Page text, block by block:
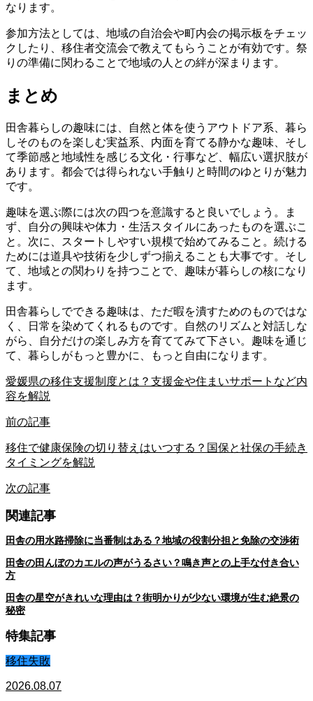
なります。
参加方法としては、地域の自治会や町内会の掲示板をチェッ
クしたり、移住者交流会で教えてもらうことが有効です。祭
りの準備に関わることで地域の人との絆が深まります。
まとめ
田舎暮らしの趣味には、自然と体を使うアウトドア系、暮ら
しそのものを楽しむ実益系、内面を育てる静かな趣味、そし
て季節感と地域性を感じる文化・行事など、幅広い選択肢が
あります。都会では得られない手触りと時間のゆとりが魅力
です。
趣味を選ぶ際には次の四つを意識すると良いでしょう。ま
ず、自分の興味や体力・生活スタイルにあったものを選ぶこ
と。次に、スタートしやすい規模で始めてみること。続ける
ためには道具や技術を少しずつ揃えることも大事です。そし
て、地域との関わりを持つことで、趣味が暮らしの核になり
ます。
田舎暮らしでできる趣味は、ただ暇を潰すためのものではな
く、日常を染めてくれるものです。自然のリズムと対話しな
がら、自分だけの楽しみ方を育ててみて下さい。趣味を通じ
て、暮らしがもっと豊かに、もっと自由になります。
愛媛県の移住支援制度とは？支援金や住まいサポートなど内
容を解説
前の記事
移住で健康保険の切り替えはいつする？国保と社保の手続き
タイミングを解説
次の記事
関連記事
田舎の用水路掃除に当番制はある？地域の役割分担と免除の交渉術
田舎の田んぼのカエルの声がうるさい？鳴き声との上手な付き合い
方
田舎の星空がきれいな理由は？街明かりが少ない環境が生む絶景の
秘密
特集記事
移住失敗
2026.08.07